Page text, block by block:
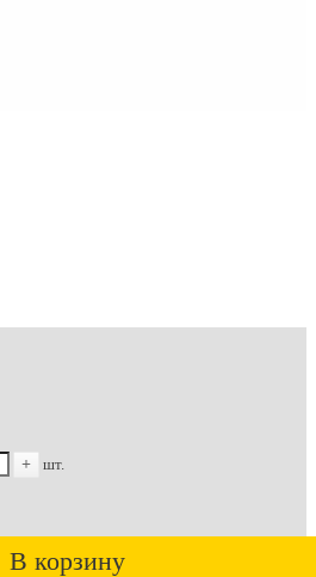
+ шт.
В корзину